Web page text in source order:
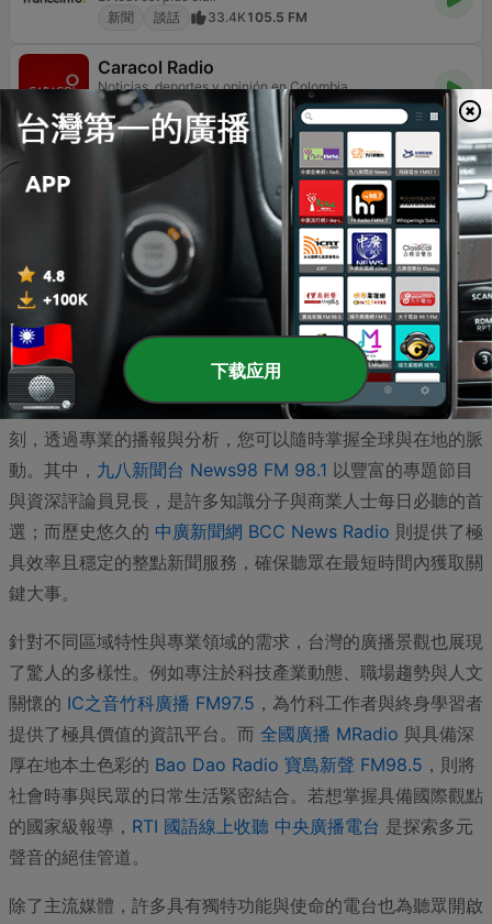
新聞
談話 33.4K105.5 FM
Caracol Radio
Noticias, deportes y opinión en Colombia
體育
新聞 40K810 AM
RTL, On a tellement de choses à se dire !
新聞
104.3 FM
台灣是一個資訊傳播極度發達的社會，對於追求最新動態與深
度評論的聽眾來說，新聞類廣播電台始終扮演著不可或缺的角
色。無論是在通勤途中、辦公室背景環境，或是深夜的靜謐時
刻，透過專業的播報與分析，您可以隨時掌握全球與在地的脈
動。其中， 九八新聞台 News98 FM 98.1 以豐富的專題節目
與資深評論員見長，是許多知識分子與商業人士每日必聽的首
選；而歷史悠久的 中廣新聞網 BCC News Radio 則提供了極
具效率且穩定的整點新聞服務，確保聽眾在最短時間內獲取關
鍵大事。
針對不同區域特性與專業領域的需求，台灣的廣播景觀也展現
了驚人的多樣性。例如專注於科技產業動態、職場趨勢與人文
關懷的 IC之音竹科廣播 FM97.5 ，為竹科工作者與終身學習者
提供了極具價值的資訊平台。而 全國廣播 MRadio 與具備深
厚在地本土色彩的 Bao Dao Radio 寶島新聲 FM98.5 ，則將
社會時事與民眾的日常生活緊密結合。若想掌握具備國際觀點
的國家級報導， RTI 國語線上收聽 中央廣播電台 是探索多元
聲音的絕佳管道。
除了主流媒體，許多具有獨特功能與使命的電台也為聽眾開啟
下载应用